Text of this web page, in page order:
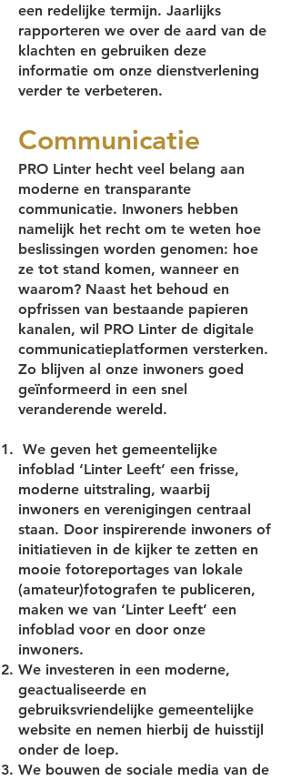
een redelijke termijn. Jaarlijks
rapporteren we over de aard van de
klachten en gebruiken deze
informatie om onze dienstverlening
verder te verbeteren.
Communicatie
PRO Linter hecht veel belang aan
moderne en transparante
communicatie. Inwoners hebben
namelijk het recht om te weten hoe
beslissingen worden genomen: hoe
ze tot stand komen, wanneer en
waarom? Naast het behoud en
opfrissen van bestaande papieren
kanalen, wil PRO Linter de digitale
communicatieplatformen versterken.
Zo blijven al onze inwoners goed
geïnformeerd in een snel
veranderende wereld.
We geven het gemeentelijke
infoblad ‘Linter Leeft’ een frisse,
moderne uitstraling, waarbij
inwoners en verenigingen centraal
staan. Door inspirerende inwoners of
initiatieven in de kijker te zetten en
mooie fotoreportages van lokale
(amateur)fotografen te publiceren,
maken we van ‘Linter Leeft’ een
infoblad voor en door onze
inwoners.
We investeren in een moderne,
geactualiseerde en
gebruiksvriendelijke gemeentelijke
website en nemen hierbij de huisstijl
onder de loep.
We bouwen de sociale media van de